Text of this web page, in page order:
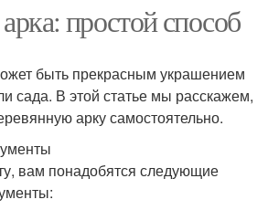
простой способ
быть прекрасным украшением
сада. В этой статье мы расскажем,
арку самостоятельно.
вам понадобятся следующие